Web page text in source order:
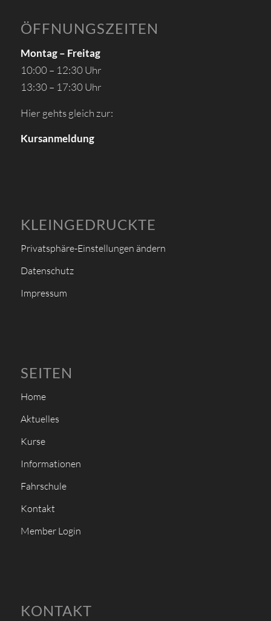
ÖFFNUNGSZEITEN
Montag – Freitag
10:00 – 12:30 Uhr
13:30 – 17:30 Uhr
Hier gehts gleich zur:
Kursanmeldung
KLEINGEDRUCKTE
Privatsphäre-Einstellungen ändern
Datenschutz
Impressum
SEITEN
Home
Aktuelles
Kurse
Informationen
Fahrschule
Kontakt
Member Login
KONTAKT